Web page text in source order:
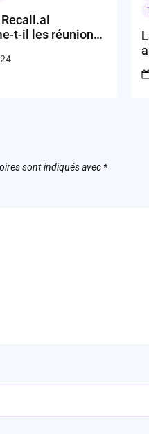
t-il les réunions
sont indiqués avec *